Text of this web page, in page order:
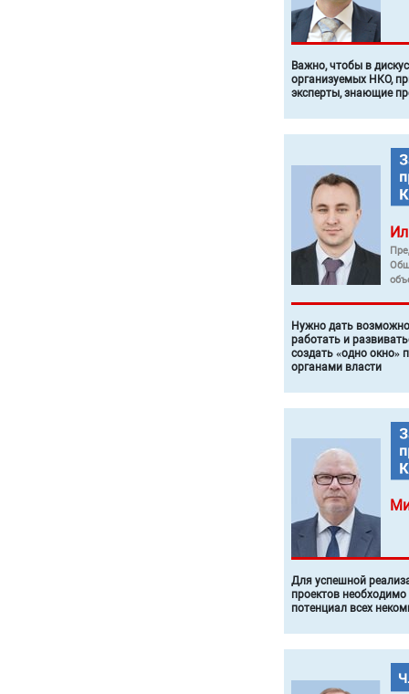
Важно, чтобы в
организуемых НКО,
эксперты, знающие
Нужно дать
работать и
создать «одно окно»
органами власти
Для успешной
проектов
потенциал всех